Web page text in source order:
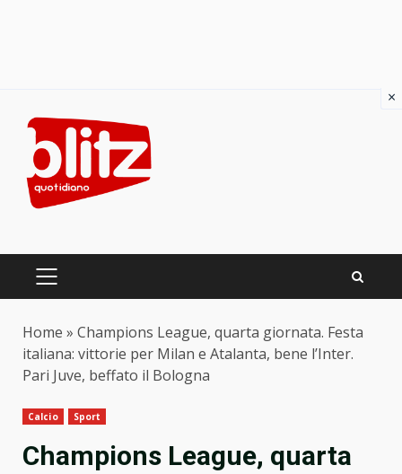
content
PRIMARY
Home » Champions League, quarta giornata. Festa
italiana: vittorie per Milan e Atalanta, bene l’Inter.
Pari Juve, beffato il Bologna
Calcio Sport
Champions League, quarta
×